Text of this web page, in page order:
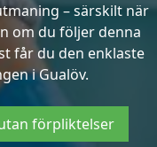
– särskilt när
om du följer denna
får du den enklaste
i Gualöv.
förpliktelser